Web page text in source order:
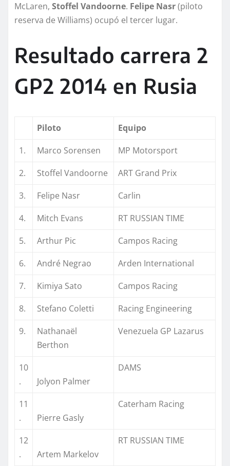
McLaren, Stoffel Vandoorne. Felipe Nasr(piloto
reserva de Williams) ocupó el tercer lugar.
Resultado carrera 2
GP2 2014 en Rusia
Piloto
Equipo
1.
Marco Sorensen
MP Motorsport
2.
Stoffel Vandoorne
ART Grand Prix
3.
Felipe Nasr
Carlin
4.
Mitch Evans
RT RUSSIAN TIME
5.
Arthur Pic
Campos Racing
6.
André Negrao
Arden International
7.
Kimiya Sato
Campos Racing
8.
Stefano Coletti
Racing Engineering
9.
Nathanaël
Berthon
Venezuela GP Lazarus
10
.
Jolyon Palmer
DAMS
11
.
Pierre Gasly
Caterham Racing
12
.
Artem Markelov
RT RUSSIAN TIME